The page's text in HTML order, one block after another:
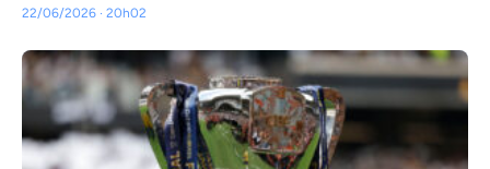
22/06/2026 · 20h02